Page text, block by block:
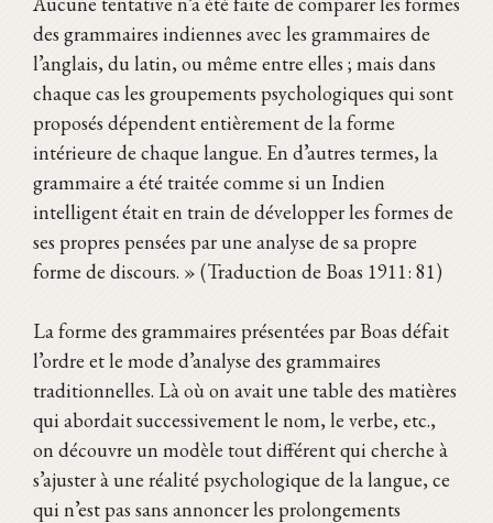
des grammaires indiennes avec les grammaires de
l’anglais, du latin, ou même entre elles ; mais dans
chaque cas les groupements psychologiques qui sont
proposés dépendent entièrement de la forme
intérieure de chaque langue. En d’autres termes, la
grammaire a été traitée comme si un Indien
intelligent était en train de développer les formes de
ses propres pensées par une analyse de sa propre
forme de discours. » (Traduction de Boas 1911: 81)
La forme des grammaires présentées par Boas défait
l’ordre et le mode d’analyse des grammaires
traditionnelles. Là où on avait une table des matières
qui abordait successivement le nom, le verbe, etc.,
on découvre un modèle tout différent qui cherche à
s’ajuster à une réalité psychologique de la langue, ce
qui n’est pas sans annoncer les prolongements